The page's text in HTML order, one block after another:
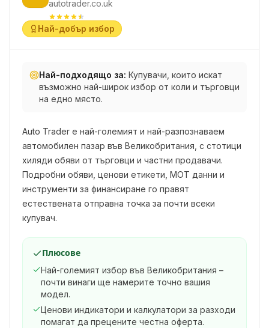
autotrader.co.uk
Най-добър избор
Най-подходящо за: Купувачи, които искат
възможно най-широк избор от коли и търговци
на едно място.
Auto Trader е най-големият и най-разпознаваем
автомобилен пазар във Великобритания, с стотици
хиляди обяви от търговци и частни продавачи.
Подробни обяви, ценови етикети, MOT данни и
инструменти за финансиране го правят
естествената отправна точка за почти всеки
купувач.
Плюсове
Най-големият избор във Великобритания –
почти винаги ще намерите точно вашия
модел.
Ценови индикатори и калкулатори за разходи
помагат да прецените честна оферта.